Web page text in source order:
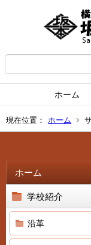
ホーム
現在位置： ホーム
ホーム
学校紹介
沿革